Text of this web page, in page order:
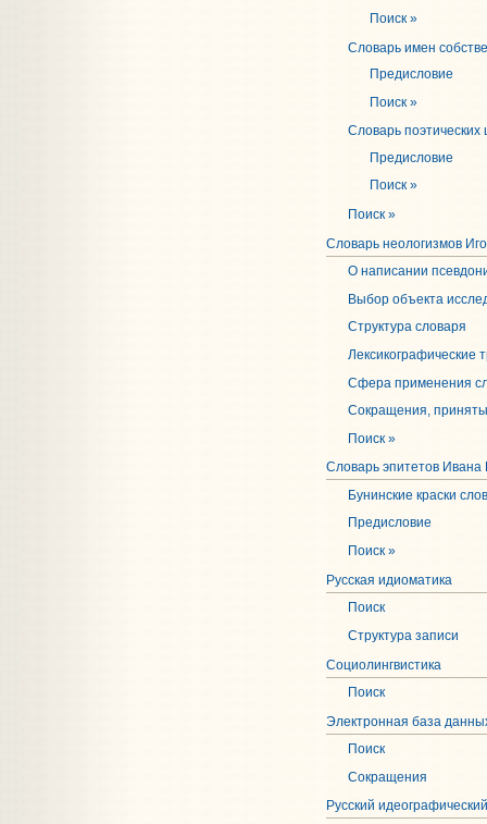
Поиск »
Словарь имен
Предисловие
Поиск »
Словарь поэтических
Предисловие
Поиск »
Поиск »
Словарь неологизмов
О написании
Выбор объекта
Структура словаря
Лексикографические
Сфера применения
Сокращения,
Поиск »
Словарь эпитетов Ивана
Бунинские краски
Предисловие
Поиск »
Русская идиоматика
Поиск
Структура записи
Социолингвистика
Поиск
Электронная база
Поиск
Сокращения
Русский